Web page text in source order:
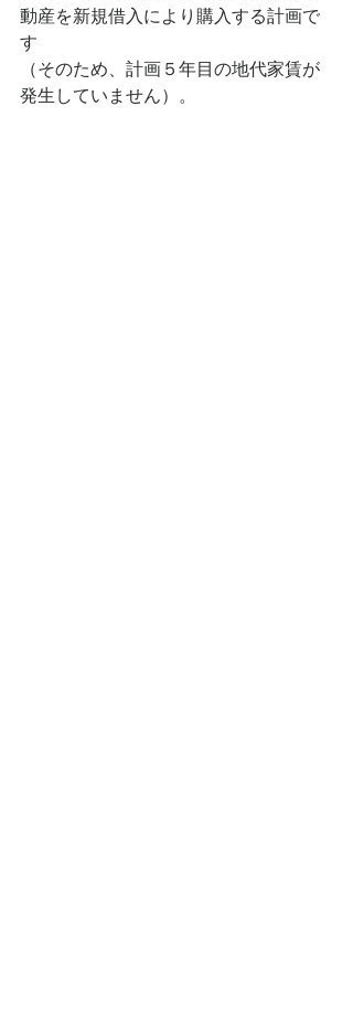
動産を新規借入により購入する計画で
す
（そのため、計画５年目の地代家賃が
発生していません）。